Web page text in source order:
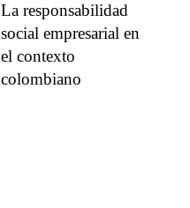
La responsabilidad
social empresarial en
el contexto
colombiano